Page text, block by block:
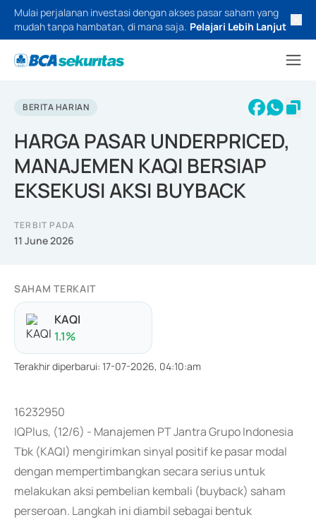
Mulai perjalanan investasi dengan akses pasar saham yang
mudah tanpa hambatan, di mana saja. Pelajari Lebih Lanjut
BERITA HARIAN
HARGA PASAR UNDERPRICED,
MANAJEMEN KAQI BERSIAP
EKSEKUSI AKSI BUYBACK
TERBIT PADA
11 June 2026
SAHAM TERKAIT
KAQI
1.1%
Terakhir diperbarui: 17-07-2026, 04:10:am
16232950
IQPlus, (12/6) - Manajemen PT Jantra Grupo Indonesia
Tbk (KAQI) mengirimkan sinyal positif ke pasar modal
dengan mempertimbangkan secara serius untuk
melakukan aksi pembelian kembali (buyback) saham
perseroan. Langkah ini diambil sebagai bentuk